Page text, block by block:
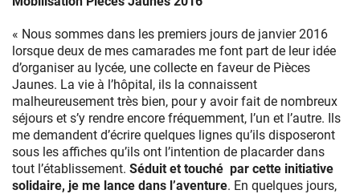
« Nous sommes dans les premiers jours de janvier 2016
lorsque deux de mes camarades me font part de leur idée
d’organiser au lycée, une collecte en faveur de Pièces
Jaunes. La vie à l’hôpital, ils la connaissent
malheureusement très bien, pour y avoir fait de nombreux
séjours et s’y rendre encore fréquemment, l’un et l’autre. Ils
me demandent d’écrire quelques lignes qu’ils disposeront
sous les affiches qu’ils ont l’intention de placarder dans
tout l’établissement. Séduit et touché par cette initiative
solidaire, je me lance dans l’aventure. En quelques jours,